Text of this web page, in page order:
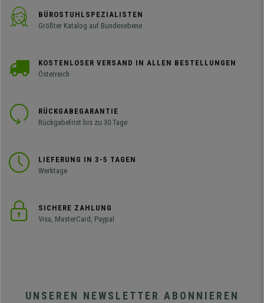
BÜROSTUHLSPEZIALISTEN
Größter Katalog auf Bundesebene
KOSTENLOSER VERSAND IN ALLEN BESTELLUNGEN
Österreich
RÜCKGABEGARANTIE
Rückgabefrist bis zu 30 Tage
LIEFERUNG IN 3-5 TAGEN
Werktage
SICHERE ZAHLUNG
Visa, MasterCard, Paypal
UNSEREN NEWSLETTER ABONNIEREN